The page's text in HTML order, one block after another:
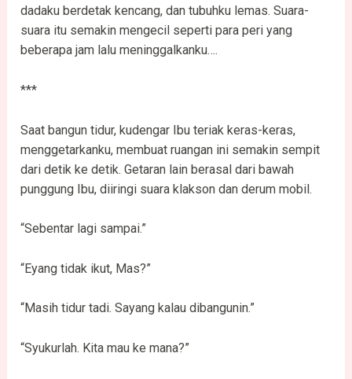
dadaku berdetak kencang, dan tubuhku lemas. Suara-
suara itu semakin mengecil seperti para peri yang
beberapa jam lalu meninggalkanku….
***
Saat bangun tidur, kudengar Ibu teriak keras-keras,
menggetarkanku, membuat ruangan ini semakin sempit
dari detik ke detik. Getaran lain berasal dari bawah
punggung Ibu, diiringi suara klakson dan derum mobil.
“Sebentar lagi sampai.”
“Eyang tidak ikut, Mas?”
“Masih tidur tadi. Sayang kalau dibangunin.”
“Syukurlah. Kita mau ke mana?”